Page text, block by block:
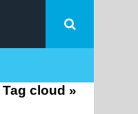
Tag cloud »